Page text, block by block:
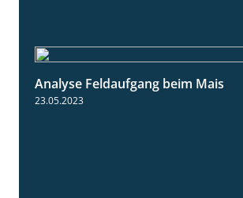
Analyse Feldaufgang beim Mais
23.05.2023